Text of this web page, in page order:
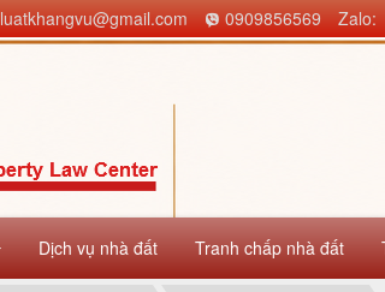
Dịch vụ nhà đất Tranh chấp nhà đất
luatkhangvu@gmail.com 0909856569 Zalo: